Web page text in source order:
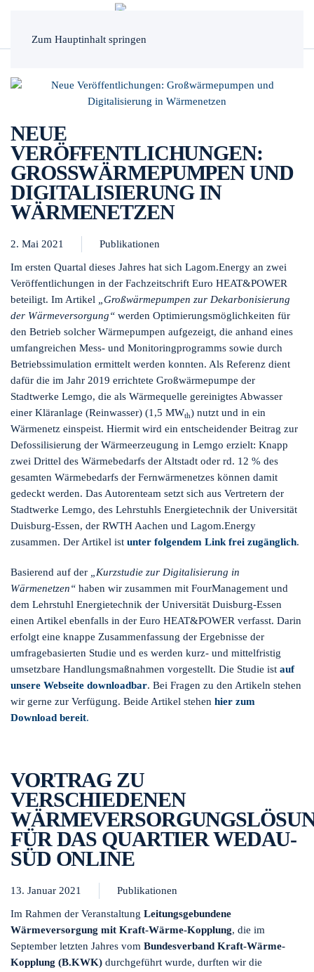
Zum Hauptinhalt springen
NEUE
VERÖFFENTLICHUNGEN:
GROSSWÄRMEPUMPEN UND D
IGITALISIERUNG IN W
ÄRMENETZEN
2. Mai 2021 Publikationen
Im ersten Quartal dieses Jahres hat sich Lagom.Energy an zwei
Veröffentlichungen in der Fachzeitschrift Euro HEAT&POWER
beteiligt. Im Artikel
„Großwärmepumpen zur Dekarbonisierung
der Wärmeversorgung“ werden Optimierungsmöglichkeiten für
den Betrieb solcher Wärmepumpen aufgezeigt, die anhand eines
umfangreichen Mess- und Monitoringprogramms sowie durch
Betriebssimulation ermittelt werden konnten. Als Referenz dient
dafür die im Jahr 2019 errichtete Großwärmepumpe der
Stadtwerke Lemgo, die als Wärmequelle gereinigtes Abwasser
einer Kläranlage (Reinwasser) (1,5 MWth) nutzt und in ein
Wärmenetz einspeist. Hiermit wird ein entscheidender Beitrag zur
Defossilisierung der Wärmeerzeugung in Lemgo erzielt: Knapp
zwei Drittel des Wärmebedarfs der Altstadt oder rd. 12 % des
gesamten Wärmebedarfs der Fernwärmenetzes können damit
gedeckt werden. Das Autorenteam setzt sich aus Vertretern der
Stadtwerke Lemgo, des Lehrstuhls Energietechnik der Universität
Duisburg-Essen, der RWTH Aachen und Lagom.Energy
zusammen. Der Artikel ist unter folgendem Link frei zugänglich.
Basierend auf der
„Kurzstudie zur Digitalisierung in
Wärmenetzen“ haben wir zusammen mit FourManagement und
dem Lehrstuhl Energietechnik der Universität Duisburg-Essen
einen Artikel ebenfalls in der Euro HEAT&POWER verfasst. Darin
erfolgt eine knappe Zusammenfassung der Ergebnisse der
umfragebasierten Studie und es werden kurz- und mittelfristig
umsetzbare Handlungsmaßnahmen vorgestellt. Die Studie ist auf
unsere Webseite downloadbar. Bei Fragen zu den Artikeln stehen
wir gerne zur Verfügung. Beide Artikel stehen hier zum
Download bereit.
VORTRAG ZU
VERSCHIEDENEN
FÜR DAS QUARTIER WEDAU-
SÜD ONLINE
13. Januar 2021 Publikationen
Im Rahmen der Veranstaltung Leitungsgebundene
Wärmeversorgung mit Kraft-Wärme-Kopplung, die im
September letzten Jahres vom Bundesverband Kraft-Wärme-
Kopplung (B.KWK) durchgeführt wurde, durften wir die